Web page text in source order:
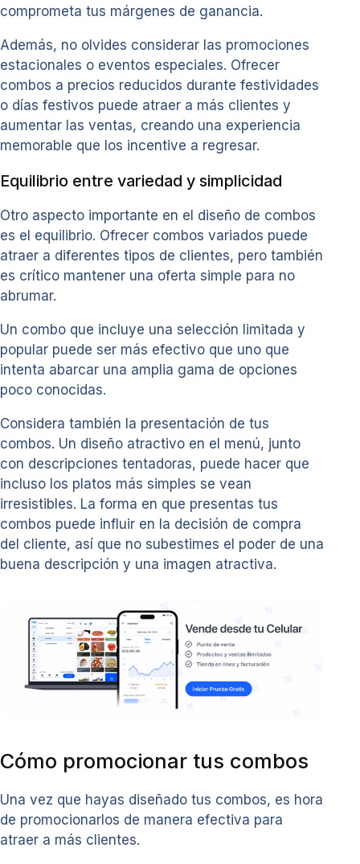
comprometa tus márgenes de ganancia.
Además, no olvides considerar las promociones
estacionales o eventos especiales. Ofrecer
combos a precios reducidos durante festividades
o días festivos puede atraer a más clientes y
aumentar las ventas, creando una experiencia
memorable que los incentive a regresar.
Equilibrio entre variedad y simplicidad
Otro aspecto importante en el diseño de combos
es el equilibrio. Ofrecer combos variados puede
atraer a diferentes tipos de clientes, pero también
es crítico mantener una oferta simple para no
abrumar.
Un combo que incluye una selección limitada y
popular puede ser más efectivo que uno que
intenta abarcar una amplia gama de opciones
poco conocidas.
Considera también la presentación de tus
combos. Un diseño atractivo en el menú, junto
con descripciones tentadoras, puede hacer que
incluso los platos más simples se vean
irresistibles. La forma en que presentas tus
combos puede influir en la decisión de compra
del cliente, así que no subestimes el poder de una
buena descripción y una imagen atractiva.
Cómo promocionar tus combos
Una vez que hayas diseñado tus combos, es hora
de promocionarlos de manera efectiva para
atraer a más clientes.